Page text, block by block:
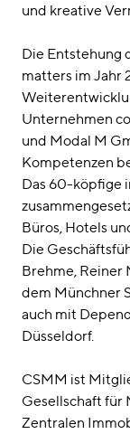
und kreative
Die Entstehung
matters im Jahr
Unternehmen
und Modal M
Kompetenzen
Das 60-köpfige
Büros, Hotels
Die
Brehme, Reiner
dem Münchner
auch mit
Düsseldorf.
CSMM ist
Gesellschaft für
Zentralen